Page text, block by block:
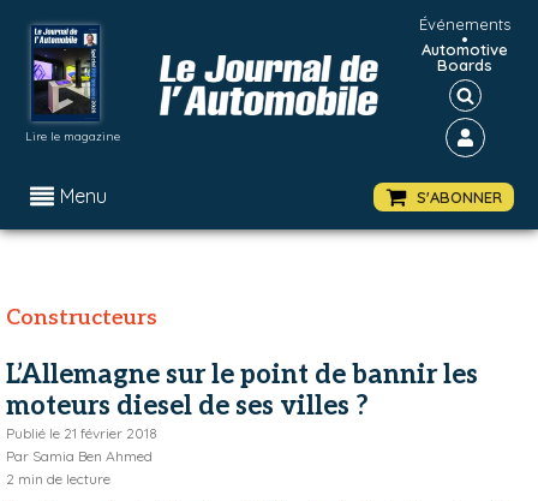
Lire le magazine
Événements
•
Automotive
Boards
Menu S'ABONNER
Constructeurs
L’Allemagne sur le point de bannir les
moteurs diesel de ses villes ?
Publié le 21 février 2018
Par Samia Ben Ahmed
2 min de lecture